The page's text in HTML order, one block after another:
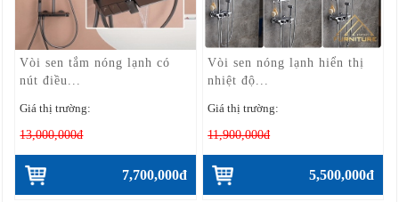
Vòi sen tắm nóng lạnh có
nút điều...
Giá thị trường:
13,000,000đ
7,700,000đ
Vòi sen nóng lạnh hiển thị
nhiệt độ...
Giá thị trường:
11,900,000đ
5,500,000đ